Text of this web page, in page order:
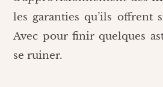
les garanties qu’ils offrent
Avec pour finir quelques
se ruiner.